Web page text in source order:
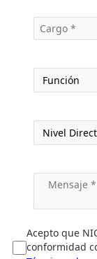
Acepto que
conformidad